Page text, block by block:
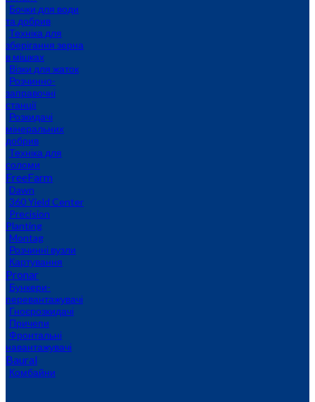
Бочки для води
та добрив
Техніка для
зберігання зерна
в мішках
Візки для жаток
Розчинно-
заправочні
станції
Розкидачі
мінеральних
добрив
Техніка для
соломи
FreeFarm
Dawn
360 Yield Center
Precision
Planting
Montag
Розчинні вузли
Картування
Pronar
Бункери-
перевантажувачі
Гноєрозкидачі
Причепи
Фронтальні
навантажувачі
Baural
Комбайни